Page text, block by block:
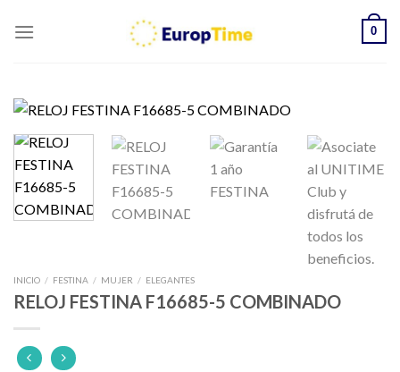
0
INICIO / FESTINA / MUJER / ELEGANTES
RELOJ FESTINA F16685-5 COMBINADO